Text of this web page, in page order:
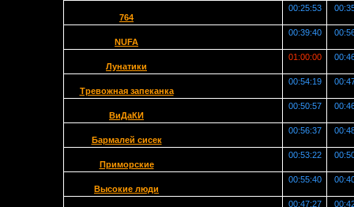
764
00:25:53
NUFA
00:39:40
Лунатики
01:00:00
Тревожная запеканка
00:54:19
ВиДаКИ
00:50:57
Бармалей сисек
00:56:37
Приморские
00:53:22
Высокие люди
00:55:40
00:47:27